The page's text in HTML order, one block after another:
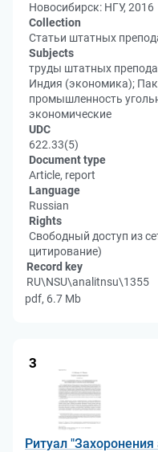
Новосибирск: НГУ, 2016
Collection
Статьи штатных
Subjects
труды штатных
Индия (экономика);
промышленность
экономические
UDC
622.33(5)
Document type
Article, report
Language
Russian
Rights
Свободный доступ из
цитирование)
Record key
RU\NSU\analitnsu\1355
pdf, 6.7 Mb
3
Ритуал